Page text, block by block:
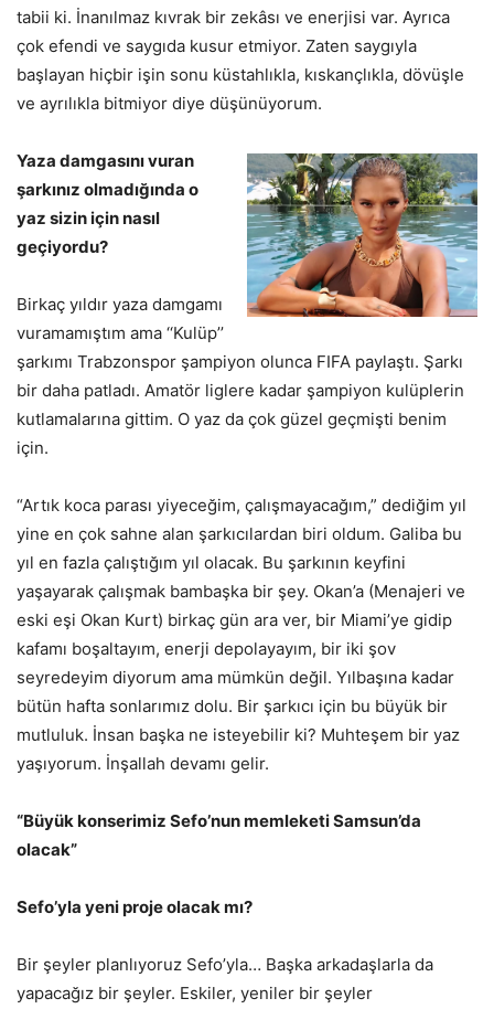
tabii ki. İnanılmaz kıvrak bir zekâsı ve enerjisi var. Ayrıca
çok efendi ve saygıda kusur etmiyor. Zaten saygıyla
başlayan hiçbir işin sonu küstahlıkla, kıskançlıkla, dövüşle
ve ayrılıkla bitmiyor diye düşünüyorum.
Yaza damgasını vuran
şarkınız olmadığında o
yaz sizin için nasıl
geçiyordu?
Birkaç yıldır yaza damgamı
vuramamıştım ama ‘‘Kulüp’’
şarkımı Trabzonspor şampiyon olunca FIFA paylaştı. Şarkı
bir daha patladı. Amatör liglere kadar şampiyon kulüplerin
kutlamalarına gittim. O yaz da çok güzel geçmişti benim
için.
“Artık koca parası yiyeceğim, çalışmayacağım,” dediğim yıl
yine en çok sahne alan şarkıcılardan biri oldum. Galiba bu
yıl en fazla çalıştığım yıl olacak. Bu şarkının keyfini
yaşayarak çalışmak bambaşka bir şey. Okan’a (Menajeri ve
eski eşi Okan Kurt) birkaç gün ara ver, bir Miami’ye gidip
kafamı boşaltayım, enerji depolayayım, bir iki şov
seyredeyim diyorum ama mümkün değil. Yılbaşına kadar
bütün hafta sonlarımız dolu. Bir şarkıcı için bu büyük bir
mutluluk. İnsan başka ne isteyebilir ki? Muhteşem bir yaz
yaşıyorum. İnşallah devamı gelir.
“Büyük konserimiz Sefo’nun memleketi Samsun’da
olacak”
Sefo’yla yeni proje olacak mı?
Bir şeyler planlıyoruz Sefo’yla… Başka arkadaşlarla da
yapacağız bir şeyler. Eskiler, yeniler bir şeyler